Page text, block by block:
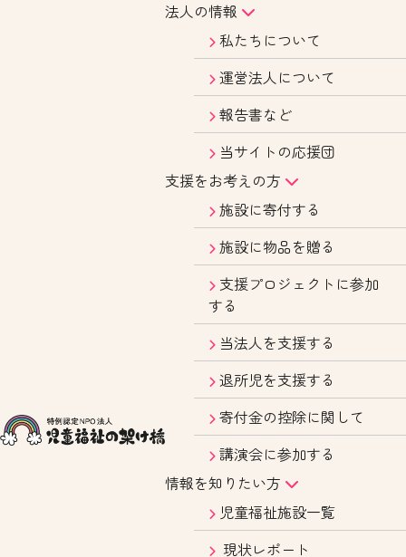
法人の情報
私たちについて
運営法人について
報告書など
当サイトの応援団
支援をお考えの方
施設に寄付する
施設に物品を贈る
支援プロジェクトに参加
する
当法人を支援する
退所児を支援する
寄付金の控除に関して
講演会に参加する
情報を知りたい方
児童福祉施設一覧
現状レポート